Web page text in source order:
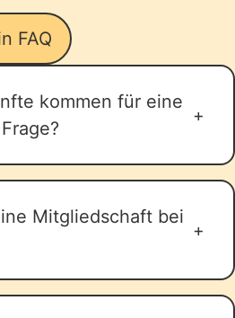
FAQ
kommen für eine
kommen
in
den Bedürfnissen
Familie. Wichtig ist
dass es sich um
Mitgliedschaft bei
LV